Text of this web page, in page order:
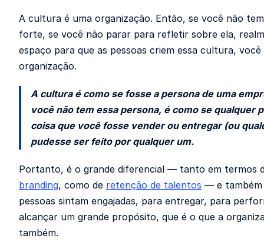
A cultura é uma organização. Então, se você não
forte, se você não parar para refletir sobre ela,
espaço para que as pessoas criem essa cultura,
organização.
A cultura é como se fosse a persona de uma
você não tem essa persona, é como se qualquer
coisa que você fosse vender ou entregar (ou
pudesse ser feito por qualquer um.
Portanto, é o grande diferencial — tanto em termos
branding, como de retenção de talentos — e também
pessoas sintam engajadas, para entregar, para
alcançar um grande propósito, que é o que a
também.